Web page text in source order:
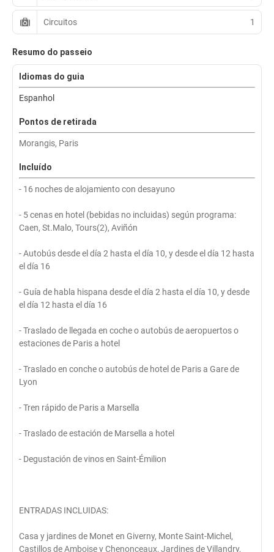
Circuitos 1
Resumo do passeio
Idiomas do guia
Espanhol
Pontos de retirada
Morangis, Paris
Incluído
- 16 noches de alojamiento con desayuno
- 5 cenas en hotel (bebidas no incluidas) según programa:
Caen, St.Malo, Tours(2), Aviñón
- Autobús desde el día 2 hasta el día 10, y desde el día 12 hasta
el día 16
- Guía de habla hispana desde el día 2 hasta el día 10, y desde
el día 12 hasta el día 16
- Traslado de llegada en coche o autobús de aeropuertos o
estaciones de Paris a hotel
- Traslado en conche o autobús de hotel de Paris a Gare de
Lyon
- Tren rápido de Paris a Marsella
- Traslado de estación de Marsella a hotel
- Degustación de vinos en Saint-Émilion
ENTRADAS INCLUIDAS:
Casa y jardines de Monet en Giverny, Monte Saint-Michel,
Castillos de Amboise y Chenonceaux, Jardines de Villandry,